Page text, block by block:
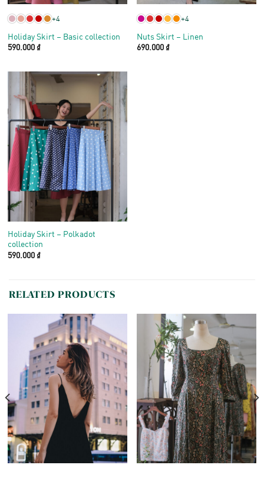
+4
Holiday Skirt – Basic collection
590.000 ₫
+4
Nuts Skirt – Linen
690.000 ₫
Holiday Skirt – Polkadot
collection
590.000 ₫
RELATED PRODUCTS